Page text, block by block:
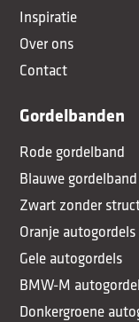
Inspiratie
Over ons
Contact
Gordelbanden
Rode gordelband
Blauwe gordelband
Zwart zonder
Oranje autogordels
Gele autogordels
BMW-M
Donkergroene